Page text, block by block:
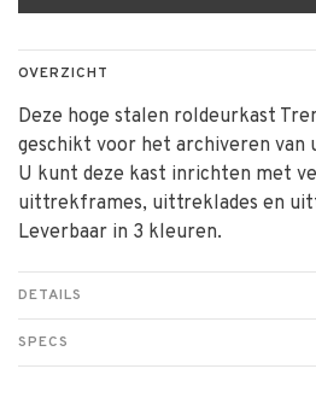
OVERZICHT
Deze hoge stalen roldeurkast
geschikt voor het archiveren van
U kunt deze kast inrichten met
uittrekframes, uittreklades en
Leverbaar in 3 kleuren.
DETAILS
SPECS